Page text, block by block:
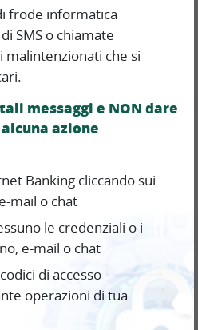
della mail, ti
del seguente
sulle modalità di
personali:
l'informativa sul
frode informatica
SMS o chiamate
che si
tali messaggi e NON dare
azione
Banking cliccando sui
mail o chat
le credenziali o i
e-mail o chat
di accesso
operazioni di tua